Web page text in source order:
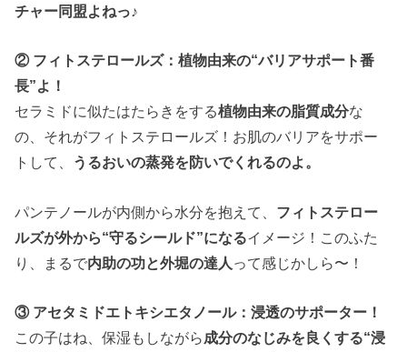
チャー同盟よねっ♪
② フィトステロールズ：植物由来の“バリアサポート番
長”よ！
セラミドに似たはたらきをする植物由来の脂質成分な
の、それがフィトステロールズ！お肌のバリアをサポー
トして、 うるおいの蒸発を防いでくれるのよ。
パンテノールが内側から水分を抱えて、 フィトステロー
ルズが外から“守るシールド”になるイメージ！このふた
り、まるで内助の功と外堀の達人 って感じかしら〜！
③ アセタミドエトキシエタノール：浸透のサポーター！
この子はね、保湿もしながら成分のなじみを良くする“浸